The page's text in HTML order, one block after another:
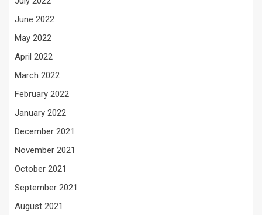
June 2022
May 2022
April 2022
March 2022
February 2022
January 2022
December 2021
November 2021
October 2021
September 2021
August 2021